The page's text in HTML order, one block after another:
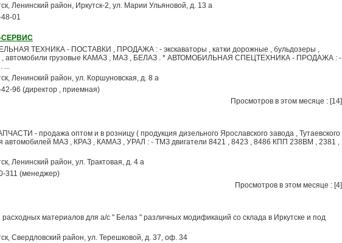
Ленинский район, Иркутск-2, ул. Марии Ульяновой, д. 13 а
01
СЕРВИС
ТЕХНИКА - ПОСТАВКИ , ПРОДАЖА : - экскаваторы , катки дорожные , бульдозеры ,
, автомобили грузовые КАМАЗ , МАЗ , БЕЛАЗ . * АВТОМОБИЛЬНАЯ СПЕЦТЕХНИКА - ПРОДАЖА : -
...
Ленинский район, ул. Коршуновская, д. 8 а
96 (директор , приемная)
Просмотров в этом месяце : [14]
- продажа оптом и в розницу ( продукция дизельного Ярославского завода , Тутаевского
автомобилей МАЗ , КРАЗ , КАМАЗ , УРАЛ : - ТМЗ двигатели 8421 , 8423 , 8486 КПП 238ВМ , 2381 ,
Ленинский район, ул. Трактовая, д. 4 а
311 (менеджер)
Просмотров в этом месяце : [4]
расходных материалов для а/с " Белаз " различных модификаций со склада в Иркутске и под
Свердловский район, ул. Терешковой, д. 37, оф. 34